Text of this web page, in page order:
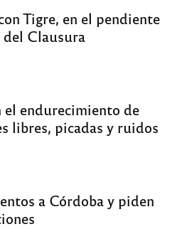
Tigre, en el pendiente
del Clausura
el endurecimiento de
libres, picadas y ruidos
a Córdoba y piden